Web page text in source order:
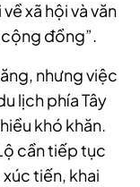
xã hội và văn
đồng”.
nhưng việc
lịch phía Tây
khó khăn.
cần tiếp tục
tiến, khai